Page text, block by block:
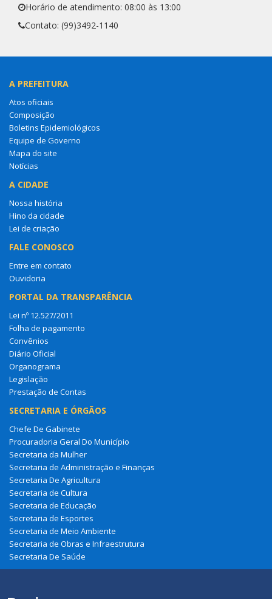
Horário de atendimento: 08:00 às 13:00
Contato: (99)3492-1140
A PREFEITURA
Atos oficiais
Composição
Boletins Epidemiológicos
Equipe de Governo
Mapa do site
Notícias
A CIDADE
Nossa história
Hino da cidade
Lei de criação
FALE CONOSCO
Entre em contato
Ouvidoria
PORTAL DA TRANSPARÊNCIA
Lei nº 12.527/2011
Folha de pagamento
Convênios
Diário Oficial
Organograma
Legislação
Prestação de Contas
SECRETARIA E ÓRGÃOS
Chefe De Gabinete
Procuradoria Geral Do Município
Secretaria da Mulher
Secretaria de Administração e Finanças
Secretaria De Agricultura
Secretaria de Cultura
Secretaria de Educação
Secretaria de Esportes
Secretaria de Meio Ambiente
Secretaria de Obras e Infraestrutura
Secretaria De Saúde